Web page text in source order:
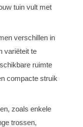
tuin vult met
verschillen in
variëteit te
ruimte
compacte struik
zoals enkele
trossen,